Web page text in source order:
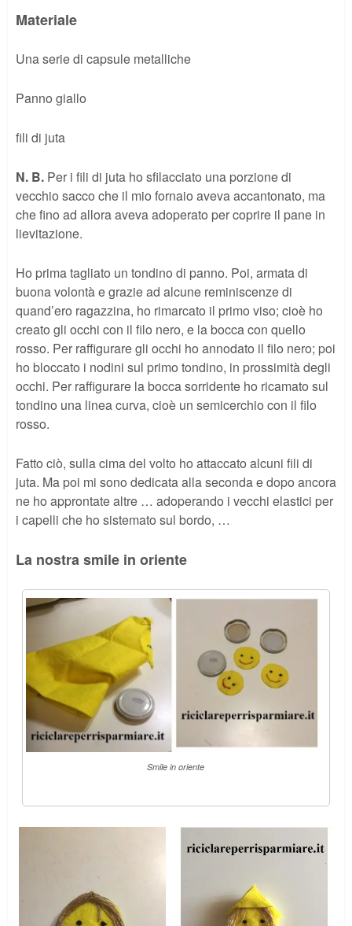
Materiale
Una serie di capsule metalliche
Panno giallo
fili di juta
N. B. Per i fili di juta ho sfilacciato una porzione di
vecchio sacco che il mio fornaio aveva accantonato, ma
che fino ad allora aveva adoperato per coprire il pane in
lievitazione.
Ho prima tagliato un tondino di panno. Poi, armata di
buona volontà e grazie ad alcune reminiscenze di
quand’ero ragazzina, ho rimarcato il primo viso; cioè ho
creato gli occhi con il filo nero, e la bocca con quello
rosso. Per raffigurare gli occhi ho annodato il filo nero; poi
ho bloccato i nodini sul primo tondino, in prossimità degli
occhi. Per raffigurare la bocca sorridente ho ricamato sul
tondino una linea curva, cioè un semicerchio con il filo
rosso.
Fatto ciò, sulla cima del volto ho attaccato alcuni fili di
juta. Ma poi mi sono dedicata alla seconda e dopo ancora
ne ho approntate altre … adoperando i vecchi elastici per
i capelli che ho sistemato sul bordo, …
La nostra smile in oriente
Smile in oriente